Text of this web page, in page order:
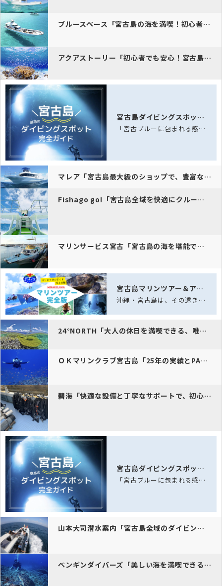
ブルースペース「宮古島の海を満喫！初心者も安心の環境で、安全・快適な…
アクアストーリー「初心者でも安心！宮古島の海で体験ダイビングを楽しも…
マレア「宮古島最大級のショップで、豊富なポイントを楽しみながら最短で…
Fishago go!「宮古島全域を快適にクルーズ。充実の設備で最高…
マリンサービス宮古「宮古島の海を堪能できる、リラックスと冒険が融合し…
24°NORTH「大人の休日を満喫できる、唯一の通年ダイビングクルー…
ＯＫマリンクラブ宮古島「25年の実績とPADI5スター認定で安心」
碧海「快適な設備と丁寧なサポートで、初心者から上級者まで対応」
山本大司潜水案内「宮古島全域のダイビングポイントをご案内。」
ペンギンダイバーズ「美しい海を満喫できる少人数制ダイビングツアーを提…
宮古島ダイビングスポット完全ガイド
「宮古ブルーに包まれる感動体験！サンゴ礁とウミガメが待つ八重干瀬へ。ホテル送迎付…
宮古島マリンツアー＆アクティビティ完全ガイド｜海と空の体験
沖縄・宮古島は、その透き通る海「宮古ブルー」と雄大な自然に恵まれた、日本でも屈指…
宮古島ダイビングスポット完全ガイド
「宮古ブルーに包まれる感動体験！サンゴ礁とウミガメが待つ八重干瀬へ。ホテル送迎付…